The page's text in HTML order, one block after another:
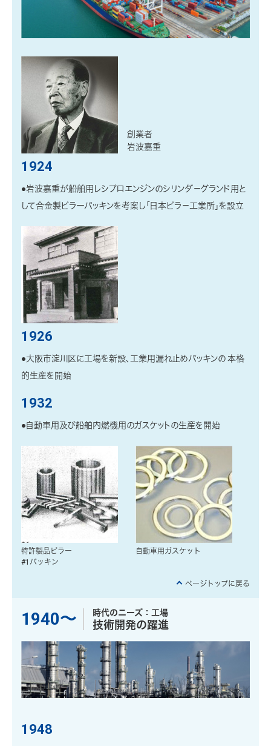
創業者
岩波嘉重
1924
●岩波嘉重が船舶用レシプロエンジンのシリンダ－グランド用と
して合金製ピラーパッキンを考案し「日本ピラ－工業所」を設立
1926
●大阪市淀川区に工場を新設、工業用漏れ止めパッキンの 本格
的生産を開始
1932
●自動車用及び船舶内燃機用のガスケットの生産を開始
特許製品ピラー
#1パッキン
自動車用ガスケット
ページトップに戻る
1940〜 時代のニーズ：工場
技術開発の躍進
1948